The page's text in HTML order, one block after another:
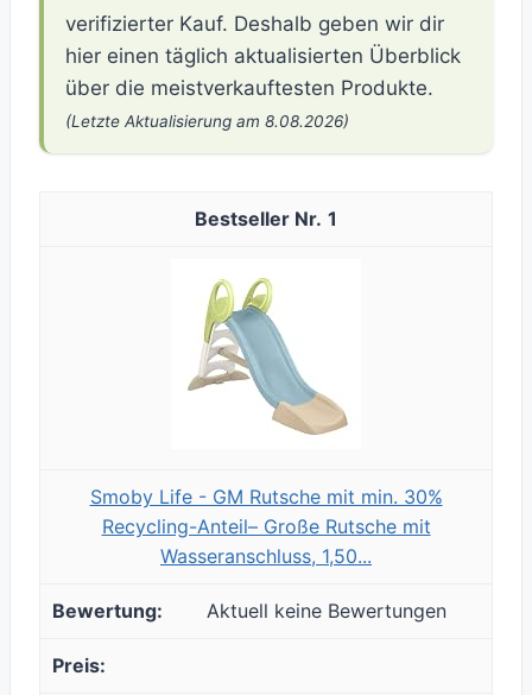
verifizierter Kauf. Deshalb geben wir dir
hier einen täglich aktualisierten Überblick
über die meistverkauftesten Produkte.
(Letzte Aktualisierung am 8.08.2026)
1
Smoby Life - GM Rutsche mit min. 30%
Recycling-Anteil– Große Rutsche mit
Wasseranschluss, 1,50...
Aktuell keine Bewertungen